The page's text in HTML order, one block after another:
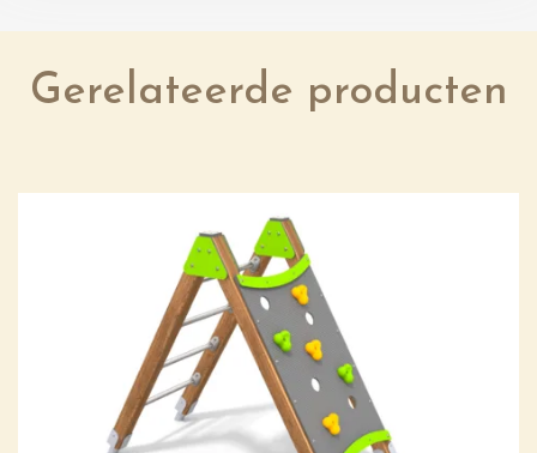
Gerelateerde producten